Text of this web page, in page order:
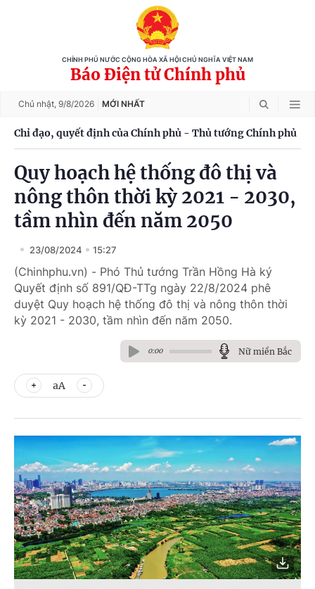
CHÍNH PHỦ NƯỚC CỘNG HÒA XÃ HỘI CHỦ NGHĨA VIỆT NAM
Báo Điện tử Chính phủ
Chủ nhật, 9/8/2026 MỚI NHẤT
Chỉ đạo, quyết định của Chính phủ - Thủ tướng Chính phủ
Quy hoạch hệ thống đô thị và
nông thôn thời kỳ 2021 - 2030,
tầm nhìn đến năm 2050
23/08/2024 15:27
(Chinhphu.vn) - Phó Thủ tướng Trần Hồng Hà ký
Quyết định số 891/QĐ-TTg ngày 22/8/2024 phê
duyệt Quy hoạch hệ thống đô thị và nông thôn thời
kỳ 2021 - 2030, tầm nhìn đến năm 2050.
0:00 Nữ miền Bắc
aA